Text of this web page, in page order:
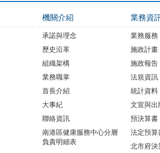
機關介紹
承諾與理念
歷史沿革
組織架構
業務職掌
首長介紹
大事紀
聯絡資訊
南港區健康服務中心分層
負責明細表
業務資
業務服務
施政計畫
施政報告
法規資訊
統計資料
文宣與出
預決算書
法定預算
北市府決